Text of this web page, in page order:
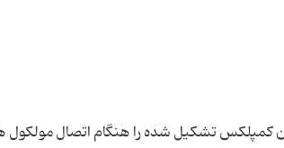
کمپلکس تشکیل شده را هنگام اتصال مولکول